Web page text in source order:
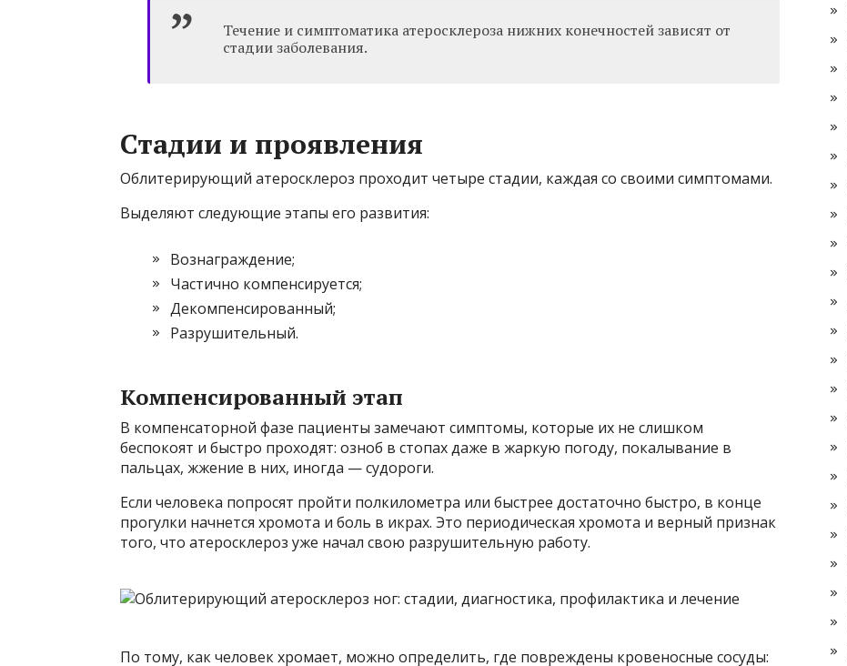
Течение и симптоматика атеросклероза нижних конечностей зависят от
стадии заболевания.
Стадии и проявления
Облитерирующий атеросклероз проходит четыре стадии, каждая со своими симптомами.
Выделяют следующие этапы его развития:
Вознаграждение;
Частично компенсируется;
Декомпенсированный;
Разрушительный.
Компенсированный этап
В компенсаторной фазе пациенты замечают симптомы, которые их не слишком
беспокоят и быстро проходят: озноб в стопах даже в жаркую погоду, покалывание в
пальцах, жжение в них, иногда — судороги.
Если человека попросят пройти полкилометра или быстрее достаточно быстро, в конце
прогулки начнется хромота и боль в икрах. Это периодическая хромота и верный признак
того, что атеросклероз уже начал свою разрушительную работу.
По тому, как человек хромает, можно определить, где повреждены кровеносные сосуды: